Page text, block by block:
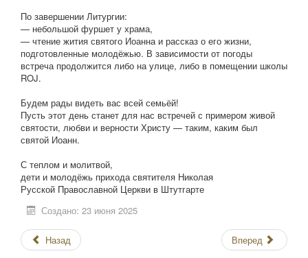
По завершении Литургии:
— небольшой фуршет у храма,
— чтение жития святого Иоанна и рассказ о его жизни,
подготовленные молодёжью. В зависимости от погоды
встреча продолжится либо на улице, либо в помещении школы
ROJ.
Будем рады видеть вас всей семьёй!
Пусть этот день станет для нас встречей с примером живой
святости, любви и верности Христу — таким, каким был
святой Иоанн.
С теплом и молитвой,
дети и молодёжь прихода святителя Николая
Русской Православной Церкви в Штутгарте
Создано: 23 июня 2025
Назад Вперед